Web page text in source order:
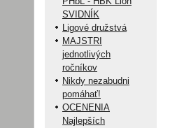
SVIDNÍK
Ligové družstvá
MAJSTRI
jednotlivých
ročníkov
Nikdy nezabudni
pomáhať!
OCENENIA
Najlepších